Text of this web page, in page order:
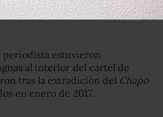
periodista estuvieron
al interior del cartel de
tras la extradición del Chapo
en enero de 2017.